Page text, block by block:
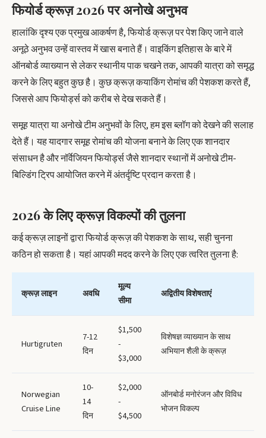
फियोर्ड क्रूज़ 2026 पर अनोखे अनुभव
हालांकि दृश्य एक प्रमुख आकर्षण है, फियोर्ड क्रूज़ पर पेश किए जाने वाले
अनूठे अनुभव उन्हें वास्तव में खास बनाते हैं। वाइकिंग इतिहास के बारे में
ऑनबोर्ड व्याख्यान से लेकर स्थानीय पाक चखने तक, आपकी यात्रा को समृद्ध
करने के लिए बहुत कुछ है। कुछ क्रूज़ कयाकिंग रोमांच की पेशकश करते हैं,
जिससे आप फियोर्ड्स को करीब से देख सकते हैं।
समूह यात्रा या अनोखे टीम अनुभवों के लिए, हमइस ब्लॉगको देखने की सलाह
देते हैं। यह यादगार समूह रोमांच की योजना बनाने के लिए एक शानदार
संसाधन है और नॉर्वेजियन फियोर्ड्स जैसे शानदार स्थानों में अनोखे टीम-
बिल्डिंग ट्रिप आयोजित करने में अंतर्दृष्टि प्रदान करता है।
2026 के लिए क्रूज़ विकल्पों की तुलना
कई क्रूज़ लाइनों द्वारा फियोर्ड क्रूज़ की पेशकश के साथ, सही चुनना
कठिन हो सकता है। यहां आपकी मदद करने के लिए एक त्वरित तुलना है:
क्रूज़ लाइन अवधि
मूल्य
सीमा
अद्वितीय विशेषताएं
Hurtigruten
7-12
दिन
$1,500
-
$3,000
विशेषज्ञ व्याख्यान के साथ
अभियान शैली के क्रूज़
Norwegian
Cruise Line
10-
14
दिन
$2,000
-
$4,500
ऑनबोर्ड मनोरंजन और विविध
भोजन विकल्प